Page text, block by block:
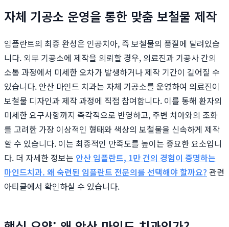
자체 기공소 운영을 통한 맞춤 보철물 제작
임플란트의 최종 완성은 인공치아, 즉 보철물의 품질에 달려있습
니다. 외부 기공소에 제작을 의뢰할 경우, 의료진과 기공사 간의
소통 과정에서 미세한 오차가 발생하거나 제작 기간이 길어질 수
있습니다. 안산 마인드 치과는 자체 기공소를 운영하여 의료진이
보철물 디자인과 제작 과정에 직접 참여합니다. 이를 통해 환자의
미세한 요구사항까지 즉각적으로 반영하고, 주변 치아와의 조화
를 고려한 가장 이상적인 형태와 색상의 보철물을 신속하게 제작
할 수 있습니다. 이는 최종적인 만족도를 높이는 중요한 요소입니
다. 더 자세한 정보는 안산 임플란트, 1만 건의 경험이 증명하는
마인드치과. 왜 숙련된 임플란트 전문의를 선택해야 할까요? 관련
아티클에서 확인하실 수 있습니다.